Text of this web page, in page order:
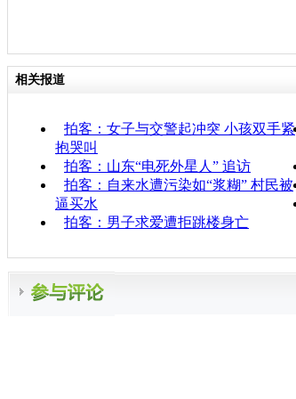
相关报道
拍客：女子与交警起冲突 小孩双手紧
抱哭叫
拍客：山东“电死外星人” 追访
拍客：自来水遭污染如“浆糊” 村民被
逼买水
拍客：男子求爱遭拒跳楼身亡